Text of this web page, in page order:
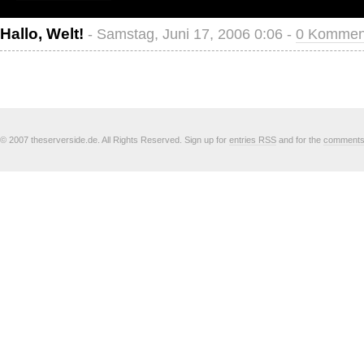
Hallo, Welt! - Samstag, Juni 17, 2006 0:06 - 0
© 2007 theserverside.de. All Rights Reserved. Sign up for entries RSS and for the